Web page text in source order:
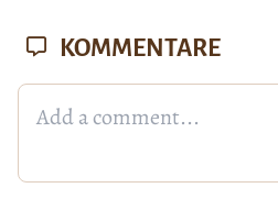
KOMMENTARE